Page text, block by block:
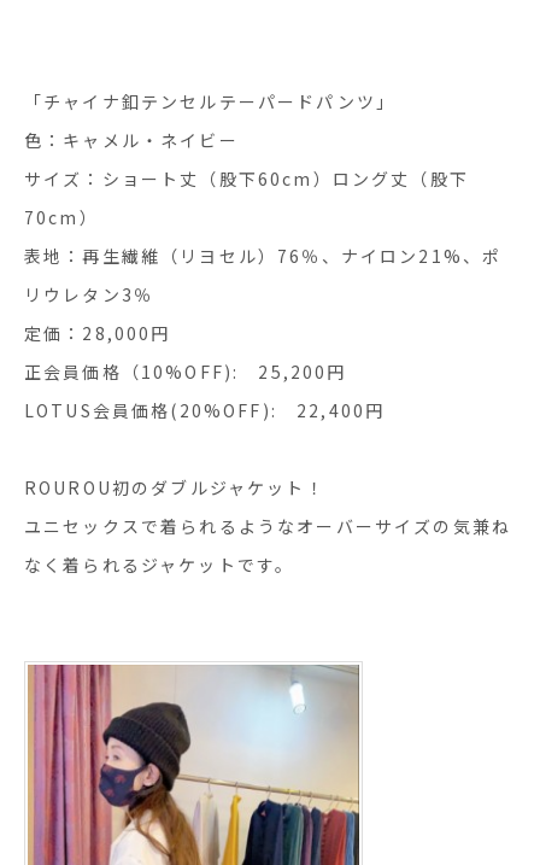
「チャイナ釦テンセルテーパードパンツ」
色：キャメル・ネイビー
サイズ：ショート丈（股下60cm）ロング丈（股下
70cm）
表地：再生繊維（リヨセル）76％、ナイロン21%、ポ
リウレタン3％
定価：28,000円
正会員価格（10%OFF): 25,200円
LOTUS会員価格(20%OFF): 22,400円
ROUROU初のダブルジャケット！
ユニセックスで着られるようなオーバーサイズの気兼ね
なく着られるジャケットです。